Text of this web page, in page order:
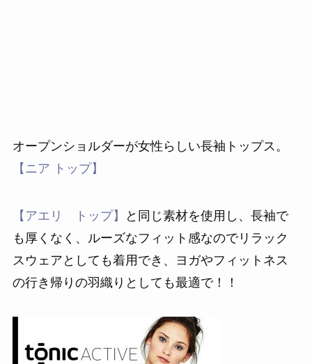
オープンショルダーが女性らしい長袖トップス。
【ニア トップ】
【アエリ トップ】 と同じ素材を使用し、長袖で
も厚くなく、ルーズなフィット感なのでリラック
スウェアとしても着用でき、ヨガやフィットネス
の行き帰りの羽織りとしても最適で！！